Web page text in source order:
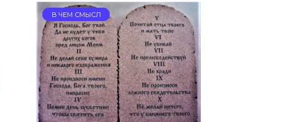
В ЧЕМ СМЫСЛ